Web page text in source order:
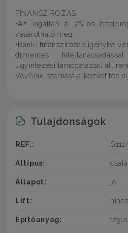
FINANSZÍROZÁS:
•Az ingatlan a 3%-os
vásárolható meg.
•Banki finanszírozás igénybe
díjmentes
ügyintézési támogatással áll
Vevőink számára a közvetítés
Tulajdonságok
REF.:
Altípus:
Állapot: jó
Lift: nincs
Építőanyag: tégla